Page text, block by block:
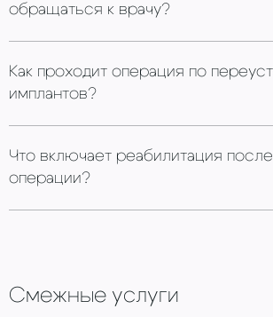
обращаться к врачу?
Как проходит операция по
имплантов?
Что включает реабилитация после
операции?
Смежные услуги